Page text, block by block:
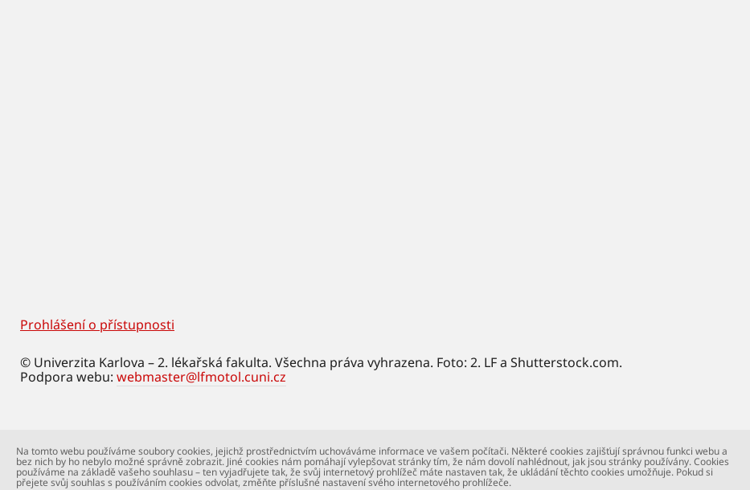
Footer
Prohlášení o přístupnosti
© Univerzita Karlova – 2. lékařská fakulta. Všechna práva vyhrazena. Foto: 2. LF a Shutterstock.com.
Podpora webu: webmaster@lfmotol.cuni.cz
Na tomto webu používáme soubory cookies, jejichž prostřednictvím uchováváme informace ve vašem počítači. Některé cookies zajišťují správnou funkci webu a
bez nich by ho nebylo možné správně zobrazit. Jiné cookies nám pomáhají vylepšovat stránky tím, že nám dovolí nahlédnout, jak jsou stránky používány. Cookies
používáme na základě vašeho souhlasu – ten vyjadřujete tak, že svůj internetový prohlížeč máte nastaven tak, že ukládání těchto cookies umožňuje. Pokud si
přejete svůj souhlas s používáním cookies odvolat, změňte příslušné nastavení svého internetového prohlížeče.